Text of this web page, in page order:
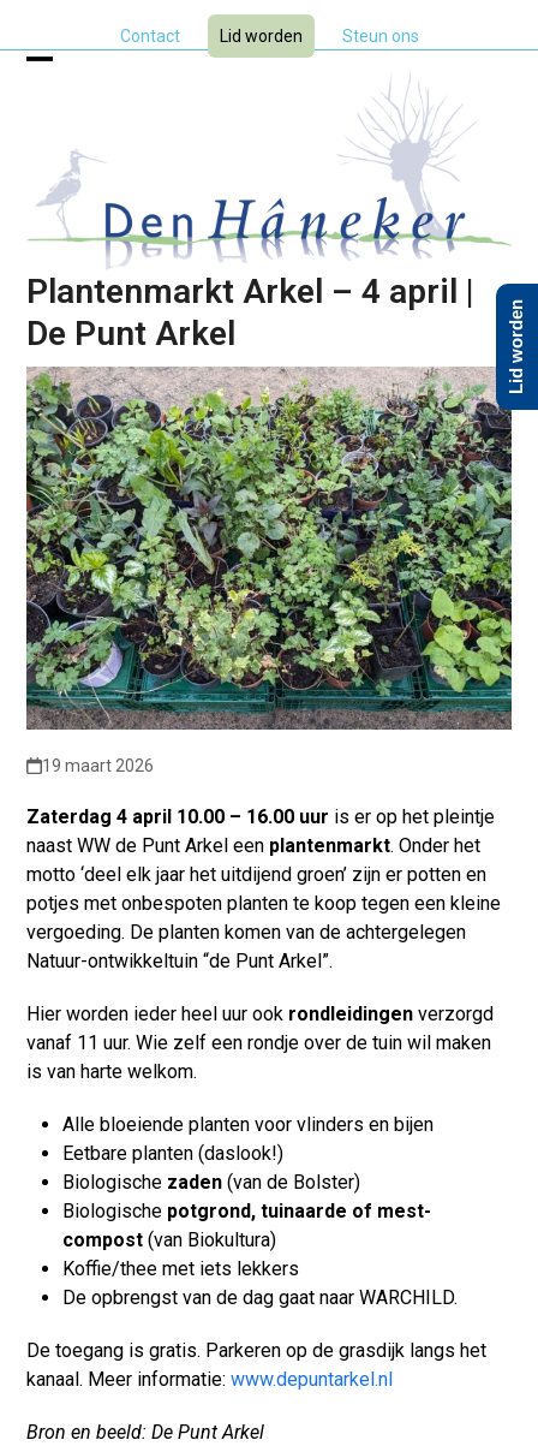
Contact Lid worden Steun ons
menu
menu
Plantenmarkt Arkel – 4 april |
De Punt Arkel
19 maart 2026
Zaterdag 4 april 10.00 – 16.00 uur is er op het pleintje
naast WW de Punt Arkel een plantenmarkt. Onder het
motto ‘deel elk jaar het uitdijend groen’ zijn er potten en
potjes met onbespoten planten te koop tegen een kleine
vergoeding. De planten komen van de achtergelegen
Natuur-ontwikkeltuin “de Punt Arkel”.
Hier worden ieder heel uur ook rondleidingen verzorgd
vanaf 11 uur. Wie zelf een rondje over de tuin wil maken
is van harte welkom.
Alle bloeiende planten voor vlinders en bijen
Eetbare planten (daslook!)
Biologische zaden (van de Bolster)
Biologische potgrond, tuinaarde of mest-
compost (van Biokultura)
Koffie/thee met iets lekkers
De opbrengst van de dag gaat naar WARCHILD.
De toegang is gratis. Parkeren op de grasdijk langs het
kanaal. Meer informatie:www.depuntarkel.nl
Bron en beeld: De Punt Arkel
Lid worden